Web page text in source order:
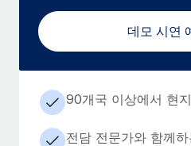
데모 시연
90개국 이상에서 현
전담 전문가와 함께